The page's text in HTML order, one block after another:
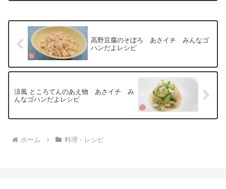
高野豆腐のそぼろ あさイチ みんなゴ
ハンだよレシピ
涼風 ところてんのあえ物 あさイチ み
んなゴハンだよレシピ
ホーム 料理・レシピ